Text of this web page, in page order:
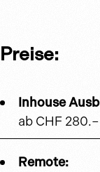
Preise:
Inhouse
ab CHF
Remote: